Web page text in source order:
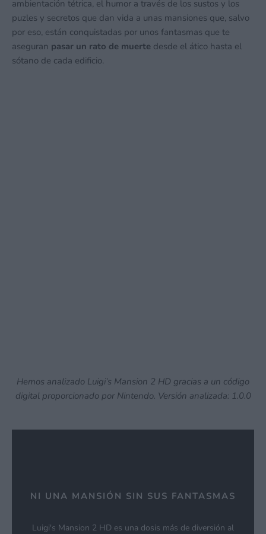
ambientación tétrica, el humor a través de los sustos y los
puzles y secretos que dan vida a unas mansiones que, salvo
por eso, están conquistadas por unos fantasmas que te
aseguran pasar un rato de muerte desde el ático hasta el
sótano de cada edificio.
Hemos analizado Luigi’s Mansion 2 HD gracias a un código
digital proporcionado por Nintendo. Versión analizada: 1.0.0
NI UNA MANSIÓN SIN SUS FANTASMAS
Luigi's Mansion 2 HD es una dosis más de diversión al